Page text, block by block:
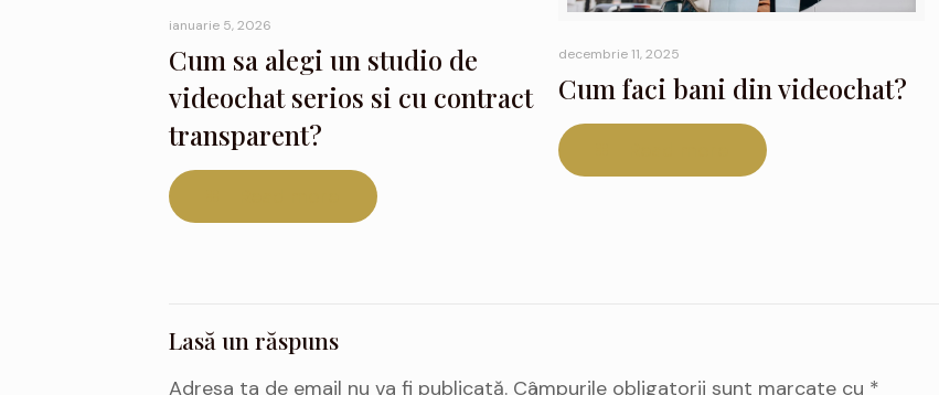
ianuarie 5, 2026
Cum sa alegi un studio de
videochat serios si cu contract
transparent?
decembrie 11, 2025
Cum faci bani din videochat?
Lasă un răspuns
Adresa ta de email nu va fi publicată. Câmpurile obligatorii sunt marcate cu *